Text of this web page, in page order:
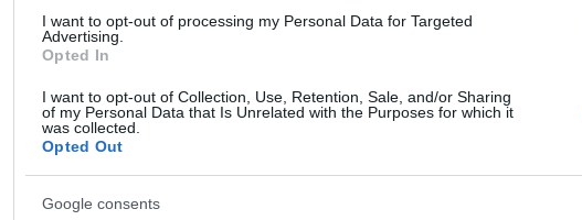
I want to opt-out of processing my Personal Data for Targeted
Advertising.
Opted In
I want to opt-out of Collection, Use, Retention, Sale, and/or Sharing
of my Personal Data that Is Unrelated with the Purposes for which it
was collected.
Opted Out
Google consents
Σχόλια